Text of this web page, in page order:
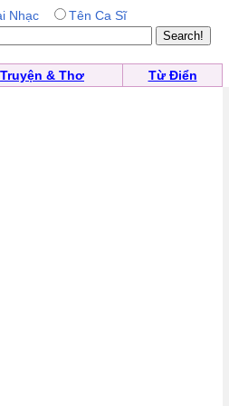
Nhạc Tên Ca Sĩ
Truyện & Thơ
Từ Điển